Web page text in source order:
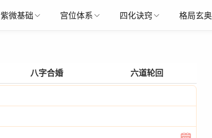
紫微基础 宫位体系 四化诀窍 格局玄奥
八字合婚 六道轮回